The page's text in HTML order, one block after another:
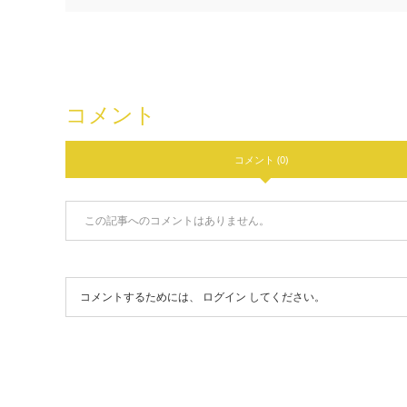
コメント
コメント (0)
この記事へのコメントはありません。
コメントするためには、 ログイン してください。